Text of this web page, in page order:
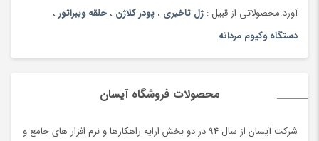
آورد.محصولاتی از قبیل : ژل تاخیری ، پودر کلاژن ، حلقه ویبراتور ،
دستگاه وکیوم مردانه
محصولات فروشگاه آیسان
شرکت آیسان از سال 94 در دو بخش ارایه راهکارها و نرم افزار های جامع و